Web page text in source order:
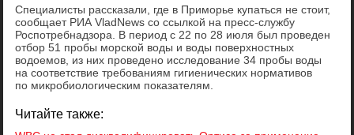
Специалисты рассказали, где в Приморье купаться не стоит,
сообщает РИА VladNews со ссылкой на пресс-службу
Роспотребнадзора. В период с 22 по 28 июля был проведен
отбор 51 пробы морской воды и воды поверхностных
водоемов, из них проведено исследование 34 пробы воды
на соответствие требованиям гигиенических нормативов
по микробиологическим показателям.
Читайте также: